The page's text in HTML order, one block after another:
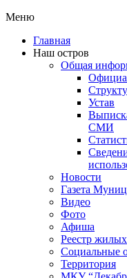
Меню
Главная
Наш остров
Общая
Устав
СМИ
Новости
Газета
Видео
Фото
Афиша
Реестр
Социальные
Территория